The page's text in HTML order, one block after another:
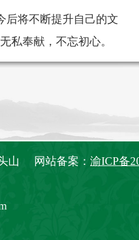
将不断提升自己的文
私奉献，不忘初心。
山 网站备案： 渝ICP备